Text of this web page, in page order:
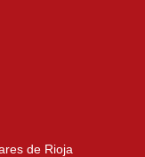
de Rioja